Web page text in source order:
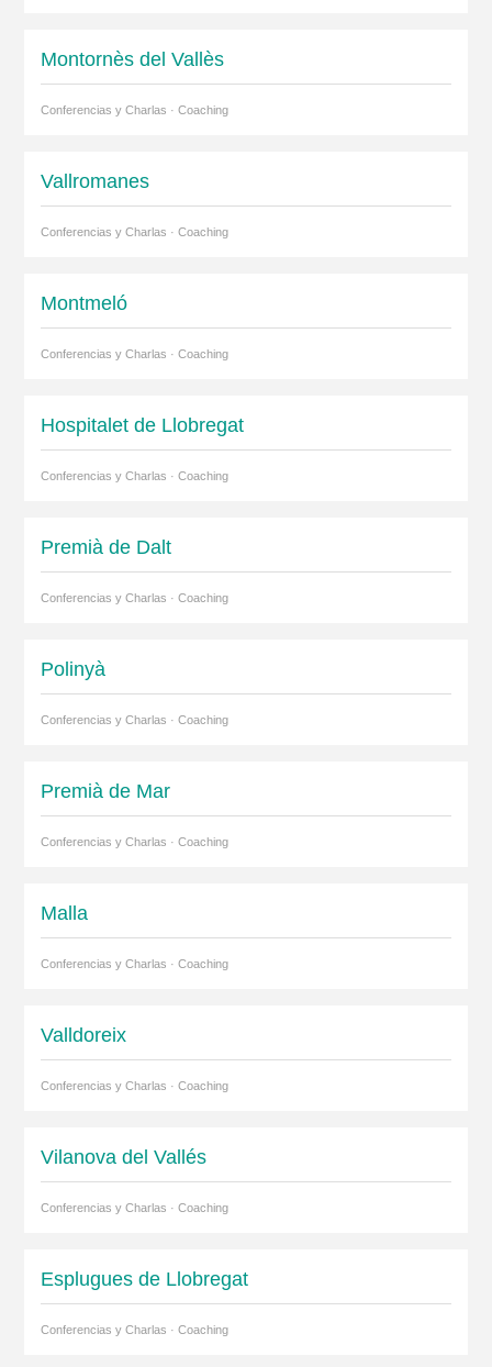
Montornès del Vallès
Conferencias y Charlas · Coaching
Vallromanes
Conferencias y Charlas · Coaching
Montmeló
Conferencias y Charlas · Coaching
Hospitalet de Llobregat
Conferencias y Charlas · Coaching
Premià de Dalt
Conferencias y Charlas · Coaching
Polinyà
Conferencias y Charlas · Coaching
Premià de Mar
Conferencias y Charlas · Coaching
Malla
Conferencias y Charlas · Coaching
Valldoreix
Conferencias y Charlas · Coaching
Vilanova del Vallés
Conferencias y Charlas · Coaching
Esplugues de Llobregat
Conferencias y Charlas · Coaching